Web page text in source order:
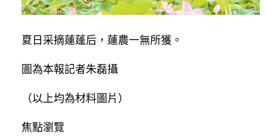
夏日采摘蓮蓬后，蓮農一無所獲。
圖為本報記者朱磊攝
（以上均為材料圖片）
焦點瀏覽